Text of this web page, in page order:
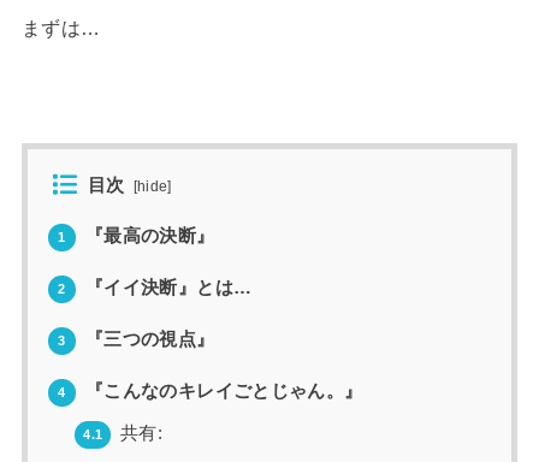
まずは…
目次 [hide]
1 『最高の決断』
2 『イイ決断』とは…
3 『三つの視点』
4 『こんなのキレイごとじゃん。』
4.1 共有: